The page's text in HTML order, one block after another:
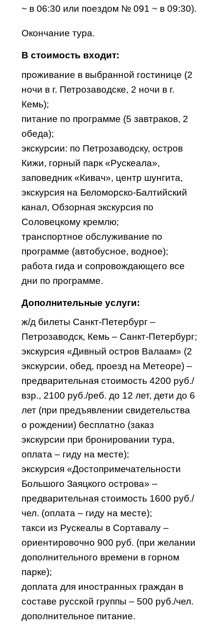
~ в 06:30 или поездом № 091 ~ в 09:30).
Окончание тура.
В стоимость входит:
проживание в выбранной гостинице (2
ночи в г. Петрозаводске, 2 ночи в г.
Кемь);
питание по программе (5 завтраков, 2
обеда);
экскурсии: по Петрозаводску, остров
Кижи, горный парк «Рускеала»,
заповедник «Кивач», центр шунгита,
экскурсия на Беломорско-Балтийский
канал, Обзорная экскурсия по
Соловецкому кремлю;
транспортное обслуживание по
программе (автобусное, водное);
работа гида и сопровождающего все
дни по программе.
Дополнительные услуги:
ж/д билеты Санкт-Петербург –
Петрозаводск, Кемь – Санкт-Петербург;
экскурсия «Дивный остров Валаам» (2
экскурсии, обед, проезд на Метеоре) –
предварительная стоимость 4200 руб./
взр., 2100 руб./реб. до 12 лет, дети до 6
лет (при предъявлении свидетельства
о рождении) бесплатно (заказ
экскурсии при бронировании тура,
оплата – гиду на месте);
экскурсия «Достопримечательности
Большого Заяцкого острова» –
предварительная стоимость 1600 руб./
чел. (оплата – гиду на месте);
такси из Рускеалы в Сортавалу –
ориентировочно 900 руб. (при желании
дополнительного времени в горном
парке);
доплата для иностранных граждан в
составе русской группы – 500 руб./чел.
дополнительное питание.